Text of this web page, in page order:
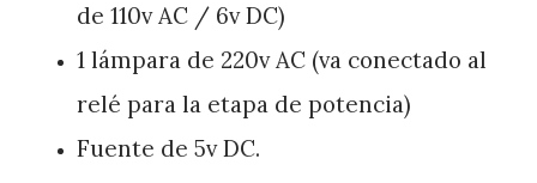
de 110v AC / 6v DC)
1 lámpara de 220v AC (va conectado al
relé para la etapa de potencia)
Fuente de 5v DC.